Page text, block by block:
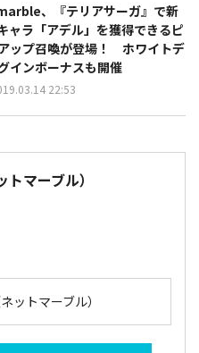
、『テリアサーガ』で新
ャラ「アデル」を獲得できるピ
ップ召喚が登場！ ホワイトデ
インボーナスも開催
22:53
マーブル）
ットマーブル）